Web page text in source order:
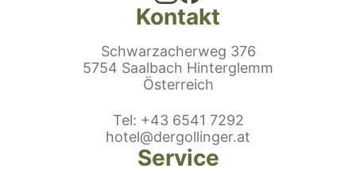
Kontakt
Schwarzacherweg 376
5754 Saalbach Hinterglemm
Österreich
Telefonnummer
: +43 6541 7292
E-Mail:
hotel@dergollinger.at
Service